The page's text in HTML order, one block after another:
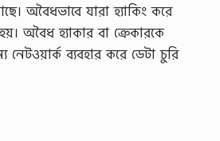
অবৈধভাবে যারা হ্যাকিং করে
অবৈধ হ্যাকার বা ক্রেকারকে
নেটওয়ার্ক ব্যবহার করে ডেটা চুরি